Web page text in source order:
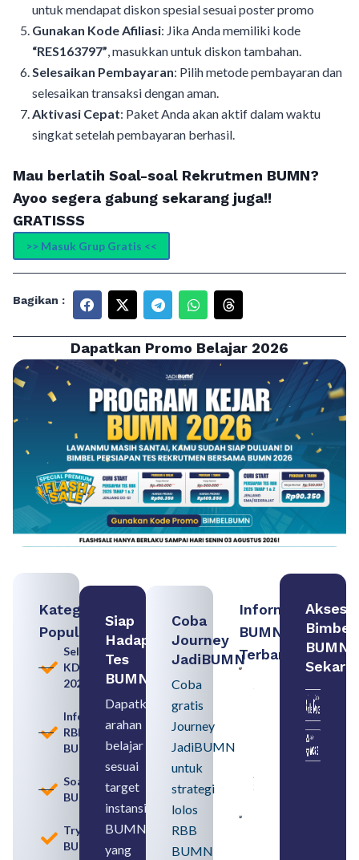
untuk mendapat diskon spesial sesuai poster promo
Gunakan Kode Afiliasi: Jika Anda memiliki kode
“RES163797”, masukkan untuk diskon tambahan.
Selesaikan Pembayaran: Pilih metode pembayaran dan
selesaikan transaksi dengan aman.
Aktivasi Cepat: Paket Anda akan aktif dalam waktu
singkat setelah pembayaran berhasil.
Mau berlatih Soal-soal Rekrutmen BUMN?
Ayoo segera gabung sekarang juga!!
GRATISSS
>> Masuk Grup Gratis <<
Bagikan :
Dapatkan Promo Belajar 2026
Kategori
Populer
Seleksi
KDKMP
2026
Informasi
RBB
BUMN
Soal
BUMN
Tryout
BUMN
Siap
Hadapi
Tes
BUMN
Dapatkan
arahan
belajar
sesuai
target
instansi
BUMN
yang
Coba
Journey
JadiBUMN
Coba
gratis
Journey
JadiBUMN
untuk
strategi
lolos
RBB
BUMN
Informasi
BUMN
Terbaru:
Persiapan
Seleksi
Rekrutmen
Memahami
August 8,
2026
Akses
Bimbel
BUMN